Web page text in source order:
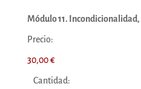
Módulo 11.
Precio:
30,00 €
Cantidad: